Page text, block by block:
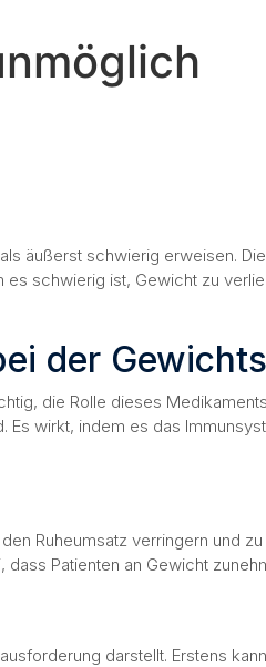
äußerst schwierig erweisen.
schwierig ist, Gewicht zu
der
die Rolle dieses
wirkt, indem es das
Ruheumsatz verringern und
Patienten an Gewicht
darstellt. Erstens